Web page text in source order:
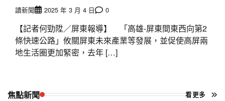
讀新聞 2025 年 3 月 4 日 0
【記者何勁陞／屏東報導】 「高雄-屏東間東西向第2
條快速公路」攸關屏東未來產業等發展，並促使高屏兩
地生活圈更加緊密，去年 […]
焦點新聞 看更多